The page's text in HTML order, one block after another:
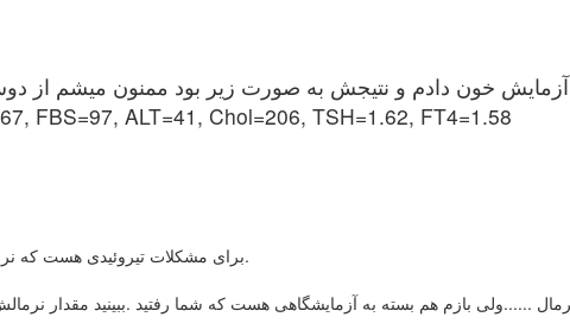
خون دادم و نتیجش به صورت زیر بود ممنون میشم از
FBS=97, ALT=41, Chol=206, TSH=1.62, FT4=1.58
FT4 و TSH: برای مشکلات تیروئیدی هست که نرمال هستند و شما مشکل کم کاری یا پرکاری تیروئید ندارید.